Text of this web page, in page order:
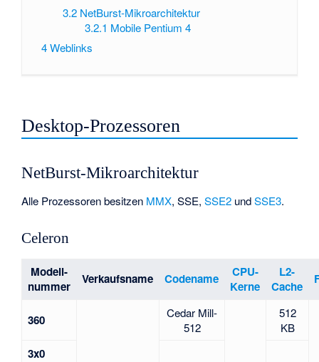
3.2 NetBurst-Mikroarchitektur
3.2.1 Mobile Pentium 4
4Weblinks
Desktop-Prozessoren
NetBurst-Mikroarchitektur
Alle Prozessoren besitzen MMX,SSE,SSE2 undSSE3.
Celeron
Modell-
nummer
Verkaufsname Codename
CPU-
Kerne
L2-
Cache
360
Cedar Mill-
512
512
KB
3x0